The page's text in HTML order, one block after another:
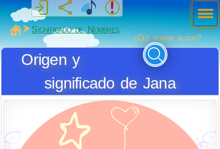
MiSabueso
Significado de Nombres
¿Qué nombre buscas?
Origen y
significado de Jana
Men
ú